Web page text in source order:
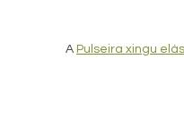
A Pulseira xingu